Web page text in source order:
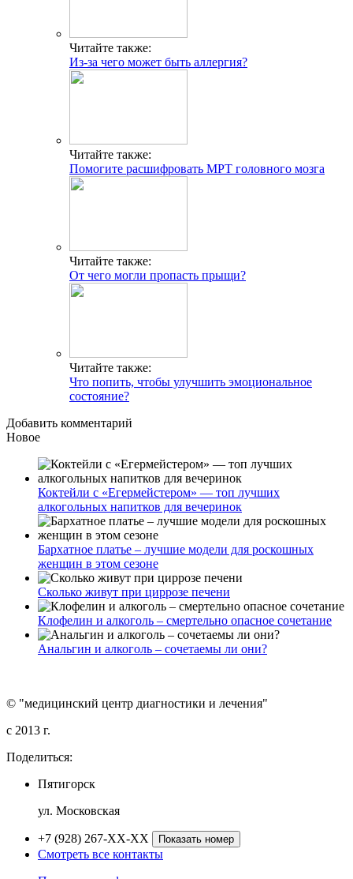
Читайте также:
Из-за чего может быть аллергия?
Читайте также:
Помогите расшифровать МРТ головного мозга
Читайте также:
От чего могли пропасть прыщи?
Читайте также:
Что попить, чтобы улучшить эмоциональное
состояние?
Добавить комментарий
Новое
Коктейли с «Егермейстером» — топ лучших
алкогольных напитков для вечеринок
Бархатное платье – лучшие модели для роскошных
женщин в этом сезоне
Сколько живут при циррозе печени
Клофелин и алкоголь – смертельно опасное сочетание
Анальгин и алкоголь – сочетаемы ли они?
© "медицинский центр диагностики и лечения"
c 2013 г.
Поделиться:
Пятигорск
ул. Московская
+7 (928) 267-XX-XX Показать номер
Смотреть все контакты